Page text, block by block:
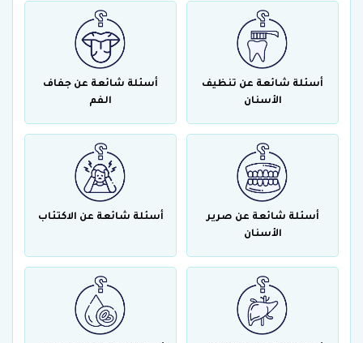
أسئلة شائعة عن تنظيف
الأسنان
أسئلة شائعة عن جفاف
الفم
أسئلة شائعة عن صرير
الأسنان
أسئلة شائعة عن الاكتئاب